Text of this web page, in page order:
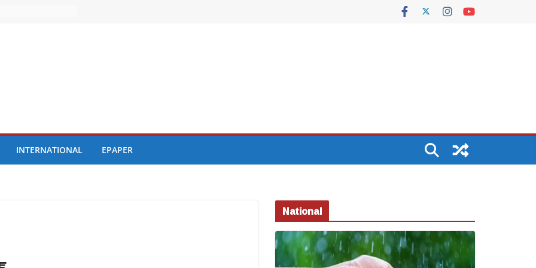
INTERNATIONAL EPAPER
National